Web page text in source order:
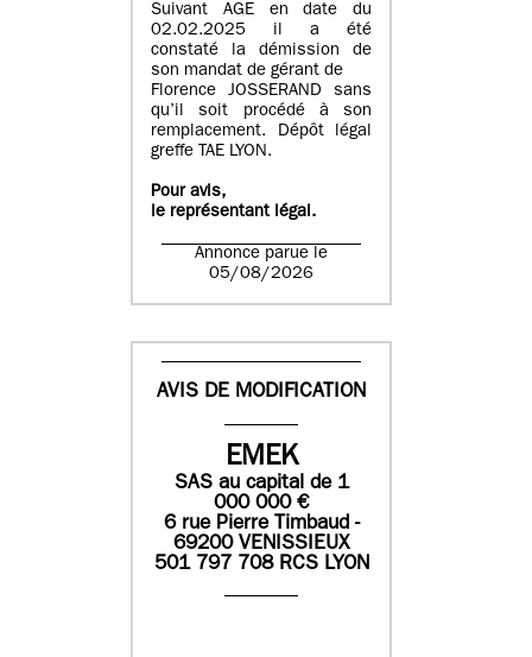
Suivant AGE en date du
02.02.2025 il a été
constaté la démission de
son mandat de gérant de
Florence JOSSERAND sans
qu’il soit procédé à son
remplacement. Dépôt légal
greffe TAE LYON.
Pour avis,
le représentant légal.
Annonce parue le
05/08/2026
AVIS DE MODIFICATION
EMEK
SASau capital de 1
000 000€
6 rue Pierre Timbaud -
69200 VENISSIEUX
501 797 708 RCS LYON